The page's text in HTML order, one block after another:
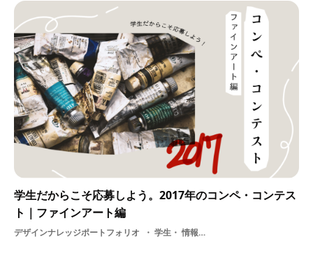
学生だからこそ応募しよう。2017年のコンペ・コンテス
ト｜ファインアート編
デザインナレッジポートフォリオ 学生・ 情報収集・ アート・ コンペ・コンテスト・ 制作・ アーティスト・ アルバイト・ クリエイター支援・ 作品